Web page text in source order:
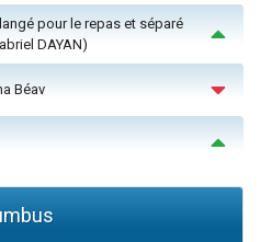
pour le repas et séparé
DAYAN)
Béav